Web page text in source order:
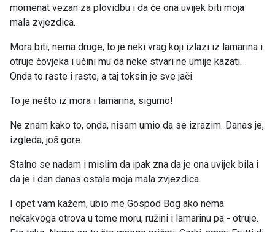
momenat vezan za plovidbu i da će ona uvijek biti moja
mala zvjezdica.
Mora biti, nema druge, to je neki vrag koji izlazi iz lamarina i
otruje čovjeka i učini mu da neke stvari ne umije kazati.
Onda to raste i raste, a taj toksin je sve jači.
To je nešto iz mora i lamarina, sigurno!
Ne znam kako to, onda, nisam umio da se izrazim. Danas je,
izgleda, još gore.
Stalno se nadam i mislim da ipak zna da je ona uvijek bila i
da je i dan danas ostala moja mala zvjezdica.
I opet vam kažem, ubio me Gospod Bog ako nema
nekakvoga otrova u tome moru, ružini i lamarinu pa - otruje.